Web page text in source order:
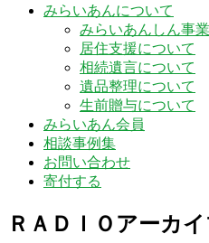
みらいあんについて
みらいあんしん事
居住支援について
相続遺言について
遺品整理について
生前贈与について
みらいあん会員
相談事例集
お問い合わせ
寄付する
ＲＡＤＩＯアーカ